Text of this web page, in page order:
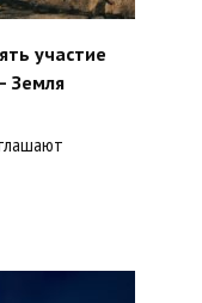
участие
Земля